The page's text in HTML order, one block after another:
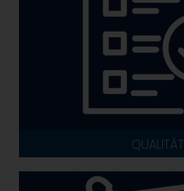
QUALITÄT